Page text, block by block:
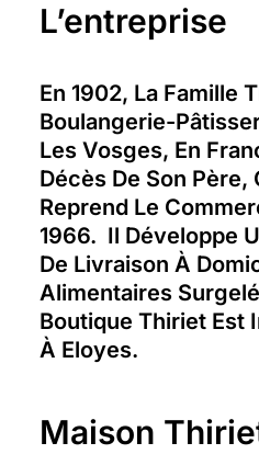
L’entreprise
En 1902, La Famille
Boulangerie-
Les Vosges, En
Décès De Son Père,
Reprend Le
1966. Il Développe
De Livraison À
Alimentaires
Boutique Thiriet Est
À Eloyes.
Maison